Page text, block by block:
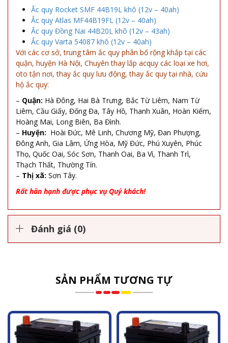
Ắc quy Rocket SMF 44B19L khô (12v – 40ah)
Ắc quy Atlas MF44B19FL (12v – 40ah)
Ắc quy Đồng Nai 44B20L khô (12v – 43ah)
Ắc quy Varta 54087 khô (12v – 40ah)
Với các cơ sở, trung tâm ắc quy phân bố rộng khắp tại các
quận, huyện Hà Nội, Chuyên thay lắp acquy các loại xe hơi,
oto tận nơi, thay ắc quy lưu động, thay ắc quy tại nhà, cứu
hộ ắc quy:
– Quận: Hà Đông, Hai Bà Trưng, Bắc Từ Liêm, Nam Từ
Liêm, Cầu Giấy, Đống Đa, Tây Hồ, Thanh Xuân, Hoàn Kiếm,
Hoàng Mai, Long Biên, Ba Đình.
– Huyện: Hoài Đức, Mê Linh, Chương Mỹ, Đan Phượng,
Đông Anh, Gia Lâm, Ứng Hòa, Mỹ Đức, Phú Xuyên, Phúc
Thọ, Quốc Oai, Sóc Sơn, Thanh Oai, Ba Vì, Thanh Trì,
Thạch Thất, Thường Tín.
– Thị xã: Sơn Tây.
Rất hân hạnh được phục vụ Quý khách!
Đánh giá (0)
SẢN PHẨM TƯƠNG TỰ